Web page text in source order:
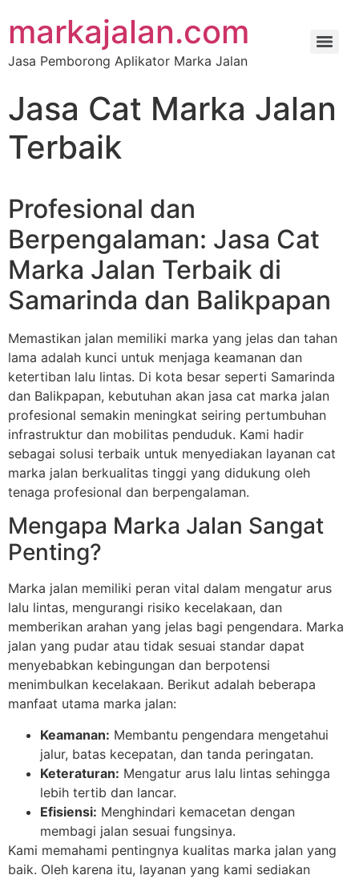
markajalan.com
Jasa Pemborong Aplikator Marka Jalan
Jasa Cat Marka Jalan
Terbaik
Profesional dan
Berpengalaman: Jasa Cat
Marka Jalan Terbaik di
Samarinda dan Balikpapan
Memastikan jalan memiliki marka yang jelas dan tahan
lama adalah kunci untuk menjaga keamanan dan
ketertiban lalu lintas. Di kota besar seperti Samarinda
dan Balikpapan, kebutuhan akan jasa cat marka jalan
profesional semakin meningkat seiring pertumbuhan
infrastruktur dan mobilitas penduduk. Kami hadir
sebagai solusi terbaik untuk menyediakan layanan cat
marka jalan berkualitas tinggi yang didukung oleh
tenaga profesional dan berpengalaman.
Mengapa Marka Jalan Sangat
Penting?
Marka jalan memiliki peran vital dalam mengatur arus
lalu lintas, mengurangi risiko kecelakaan, dan
memberikan arahan yang jelas bagi pengendara. Marka
jalan yang pudar atau tidak sesuai standar dapat
menyebabkan kebingungan dan berpotensi
menimbulkan kecelakaan. Berikut adalah beberapa
manfaat utama marka jalan:
Keamanan: Membantu pengendara mengetahui
jalur, batas kecepatan, dan tanda peringatan.
Keteraturan: Mengatur arus lalu lintas sehingga
lebih tertib dan lancar.
Efisiensi: Menghindari kemacetan dengan
membagi jalan sesuai fungsinya.
Kami memahami pentingnya kualitas marka jalan yang
baik. Oleh karena itu, layanan yang kami sediakan